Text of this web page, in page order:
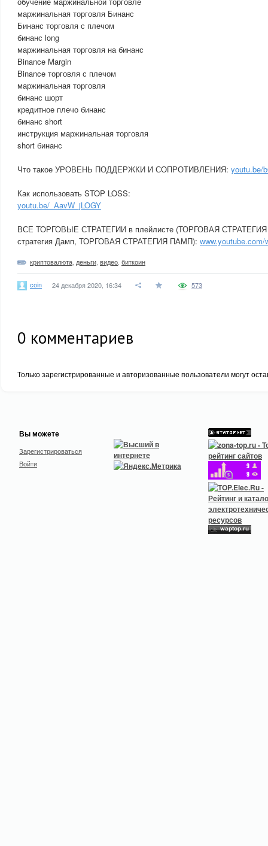
маржинальная торговля Бинанс
Бинанс торговля с плечом
бинанс long
маржинальная торговля на бинанс
Binance Margin
Binance торговля с плечом
маржинальная торговля
бинанс шорт
кредитное плечо бинанс
бинанс short
инструкция маржинальная торговля
short бинанс
Что такое УРОВЕНЬ ПОДДЕРЖКИ И СОПРОТИВЛЕНИЯ: youtu.be/
Как использовать STOP LOSS:
youtu.be/_AavW_jLOGY
ВСЕ ТОРГОВЫЕ СТРАТЕГИИ в плейлисте (ТОРГОВАЯ СТРАТЕГИЯ
стратегия Дамп, ТОРГОВАЯ СТРАТЕГИЯ ПАМП):
криптовалюта деньги видео биткоин
coin 24 декабря 2020, 16:34 573
0 комментариев
Только зарегистрированные и авторизованные пользователи могут
Вы можете
Зарегистрироваться
Войти